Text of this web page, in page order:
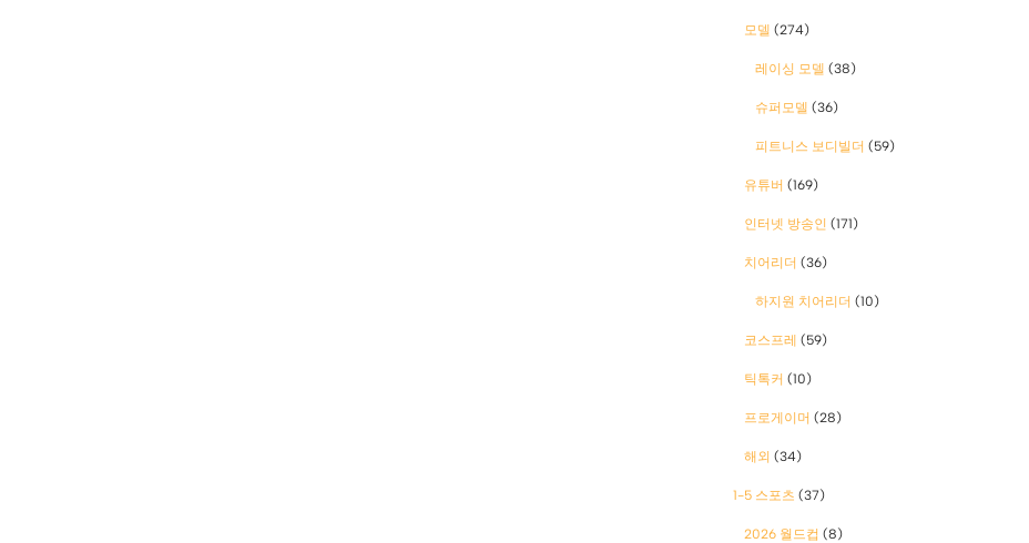
모델 (274)
레이싱 모델 (38)
슈퍼모델 (36)
피트니스 보디빌더 (59)
유튜버 (169)
인터넷 방송인 (171)
치어리더 (36)
하지원 치어리더 (10)
코스프레 (59)
틱톡커 (10)
프로게이머 (28)
해외 (34)
1-5 스포츠 (37)
2026 월드컵 (8)